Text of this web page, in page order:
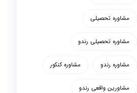
مشاوره تحصیلی
مشاوره تحصیلی رندو
مشاوره رندو مشاوره کنکور
مشاورین واقعی رندو